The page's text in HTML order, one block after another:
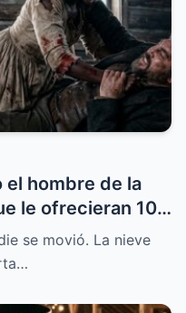
el hombre de la
le ofrecieran 10
se movió. La nieve